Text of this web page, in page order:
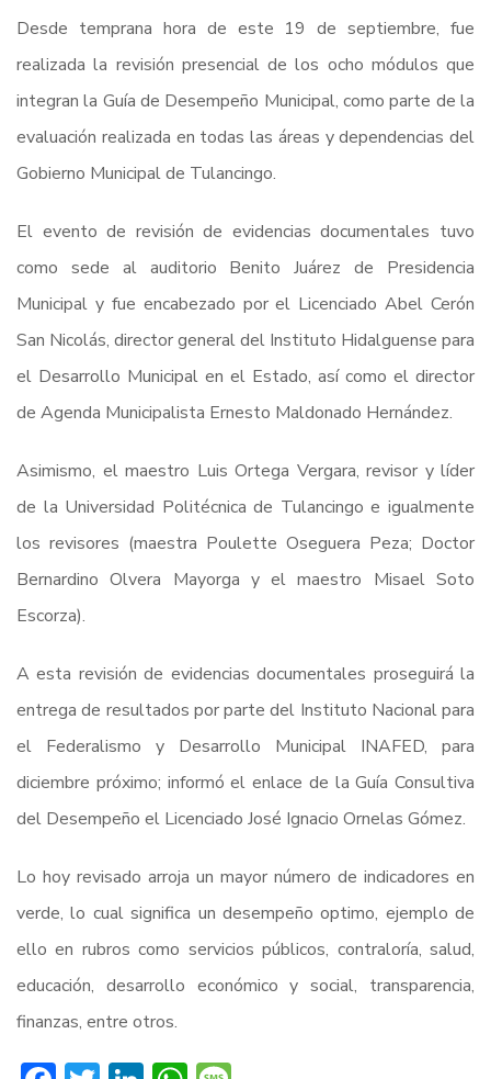
Desde temprana hora de este 19 de septiembre, fue
realizada la revisión presencial de los ocho módulos que
integran la Guía de Desempeño Municipal, como parte de la
evaluación realizada en todas las áreas y dependencias del
Gobierno Municipal de Tulancingo.
El evento de revisión de evidencias documentales tuvo
como sede al auditorio Benito Juárez de Presidencia
Municipal y fue encabezado por el Licenciado Abel Cerón
San Nicolás, director general del Instituto Hidalguense para
el Desarrollo Municipal en el Estado, así como el director
de Agenda Municipalista Ernesto Maldonado Hernández.
Asimismo, el maestro Luis Ortega Vergara, revisor y líder
de la Universidad Politécnica de Tulancingo e igualmente
los revisores (maestra Poulette Oseguera Peza; Doctor
Bernardino Olvera Mayorga y el maestro Misael Soto
Escorza).
A esta revisión de evidencias documentales proseguirá la
entrega de resultados por parte del Instituto Nacional para
el Federalismo y Desarrollo Municipal INAFED, para
diciembre próximo; informó el enlace de la Guía Consultiva
del Desempeño el Licenciado José Ignacio Ornelas Gómez.
Lo hoy revisado arroja un mayor número de indicadores en
verde, lo cual significa un desempeño optimo, ejemplo de
ello en rubros como servicios públicos, contraloría, salud,
educación, desarrollo económico y social, transparencia,
finanzas, entre otros.